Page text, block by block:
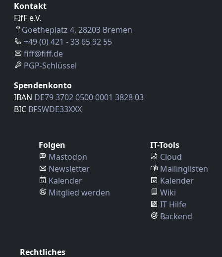
Kontakt
FIfF e.V.
Goetheplatz 4, 28203 Bremen
+49 (0) 421 - 33 65 92 55
fiff@fiff.de
PGP-Schlüssel
Spendenkonto
IBAN DE79 3702 0500 0001 3828 03
BIC BFSWDE33XXX
Folgen
Mastodon
Newsletter
Kalender
Mitglied werden
IT-Tools
Cloud
Mailinglisten
Kalender
Wiki
IT Hilfe
Backend
Rechtliches